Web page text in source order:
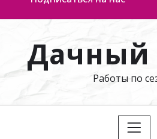
Дачный
Работы по